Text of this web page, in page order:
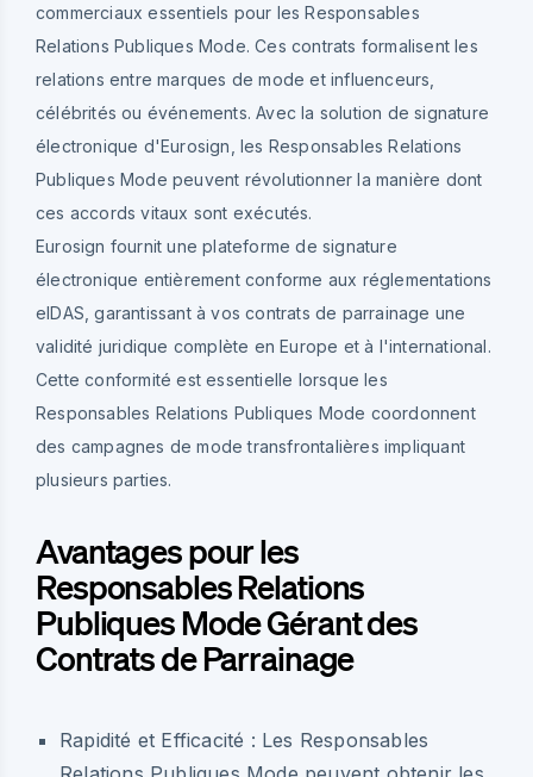
commerciaux essentiels pour les Responsables
Relations Publiques Mode. Ces contrats formalisent les
relations entre marques de mode et influenceurs,
célébrités ou événements. Avec la solution de signature
électronique d'Eurosign, les Responsables Relations
Publiques Mode peuvent révolutionner la manière dont
ces accords vitaux sont exécutés.
Eurosign fournit une plateforme de signature
électronique entièrement conforme aux réglementations
eIDAS, garantissant à vos contrats de parrainage une
validité juridique complète en Europe et à l'international.
Cette conformité est essentielle lorsque les
Responsables Relations Publiques Mode coordonnent
des campagnes de mode transfrontalières impliquant
plusieurs parties.
Avantages pour les
Responsables Relations
Publiques Mode Gérant des
Contrats de Parrainage
Rapidité et Efficacité : Les Responsables